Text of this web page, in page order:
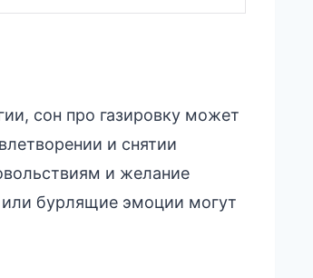
сон про газировку может
и снятии
и желание
или бурлящие эмоции могут